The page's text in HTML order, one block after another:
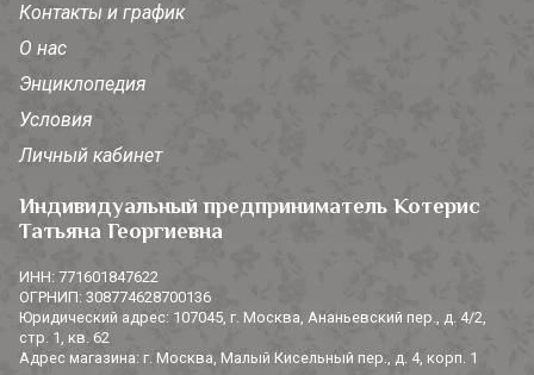
Контакты и график
О нас
Энциклопедия
Условия
Личный кабинет
Индивидуальный предприниматель Котерис
Татьяна Георгиевна
ИНН: 771601847622
ОГРНИП: 308774628700136
Юридический адрес: 107045, г. Москва, Ананьевский пер., д. 4/2,
стр. 1, кв. 62
Адрес магазина: г. Москва, Малый Кисельный пер., д. 4, корп. 1